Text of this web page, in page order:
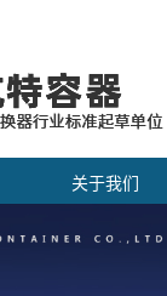
关于我们